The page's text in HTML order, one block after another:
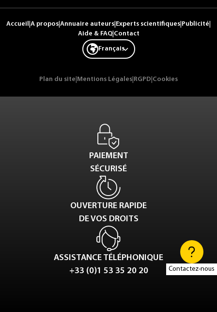
Contactez-nous
Accueil A propos Annuaire auteurs Experts scientifiques Publicité
Aide & FAQ| Contact
Français
Plan du site Mentions Légales RGPD Cookies
PAIEMENT
SÉCURISÉ
OUVERTURE RAPIDE
DE VOS DROITS
ASSISTANCE TÉLÉPHONIQUE
+33 (0)1 53 35 20 20